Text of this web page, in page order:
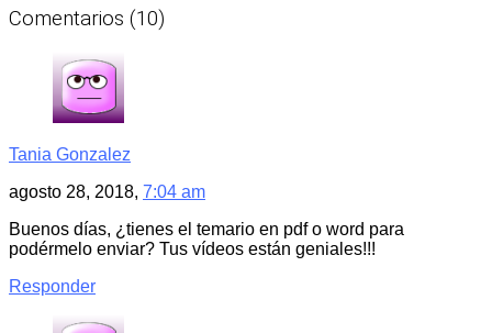
Comentarios (10)
Tania Gonzalez
agosto 28, 2018, 7:04 am
Buenos días, ¿tienes el temario en pdf o word para
podérmelo enviar? Tus vídeos están geniales!!!
Responder